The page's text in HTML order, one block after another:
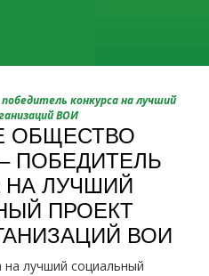
конкурса на лучший
ВОИ
ОБЩЕСТВО
ПОБЕДИТЕЛЬ
НА ЛУЧШИЙ
ПРОЕКТ
ВОИ
на лучший социальный